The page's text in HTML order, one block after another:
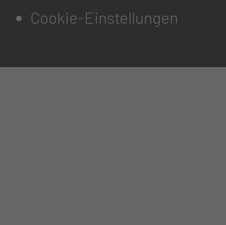
Cookie-Einstellungen